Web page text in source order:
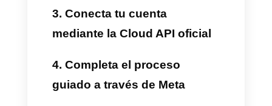
Atención en equipo más
Asignación automática, notas